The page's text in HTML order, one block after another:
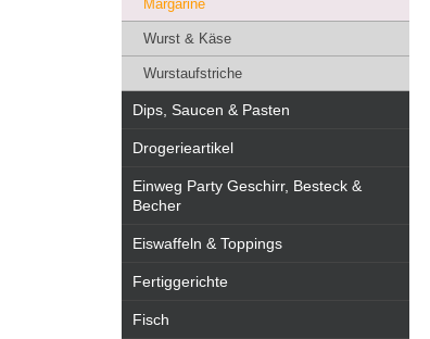
Margarine
Wurst & Käse
Wurstaufstriche
Dips, Saucen & Pasten
Drogerieartikel
Einweg Party Geschirr, Besteck &
Becher
Eiswaffeln & Toppings
Fertiggerichte
Fisch